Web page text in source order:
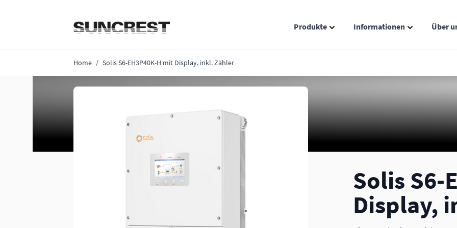
Produkte
Informationen
Über
Home / Solis S6-EH3P40K-H mit Display, inkl. Zähler
Solis S6-
Display,